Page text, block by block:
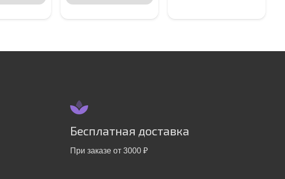
Бесплатная доставка
При заказе от 3000 ₽